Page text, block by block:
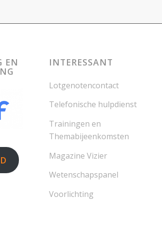
EN INTERESSANT
Lotgenotencontact
Telefonische hulpdienst
Trainingen en
Themabijeenkomsten
Magazine Vizier
Wetenschapspanel
Voorlichting